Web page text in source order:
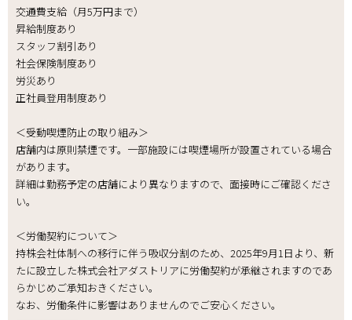
交通費支給（月5万円まで）
昇給制度あり
スタッフ割引あり
社会保険制度あり
労災あり
正社員登用制度あり
＜受動喫煙防止の取り組み＞
店舗内は原則禁煙です。一部施設には喫煙場所が設置されている場合
があります。
詳細は勤務予定の店舗により異なりますので、面接時にご確認くださ
い。
＜労働契約について＞
持株会社体制への移行に伴う吸収分割のため、2025年9月1日より、新
たに設立した株式会社アダストリアに労働契約が承継されますのであ
らかじめご承知おきください。
なお、労働条件に影響はありませんのでご安心ください。